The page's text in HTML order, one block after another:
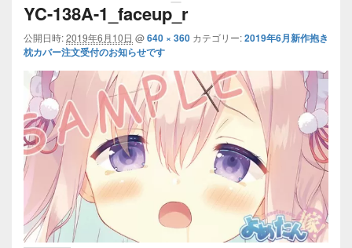
ビ
ー
シ
ョ
ン
YC-138A-1_faceup_r
公開日時:2019年6月10日 @640 × 360 カテゴリー:2019年6月新作抱き
枕カバー注文受付のお知らせです